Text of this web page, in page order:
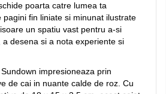
poarta catre lumea ta
pagini fin liniate si minunat ilustrate
un spatiu vast pentru a-si
desena si a nota experiente si
impresioneaza prin
de cai in nuante calde de roz. Cu